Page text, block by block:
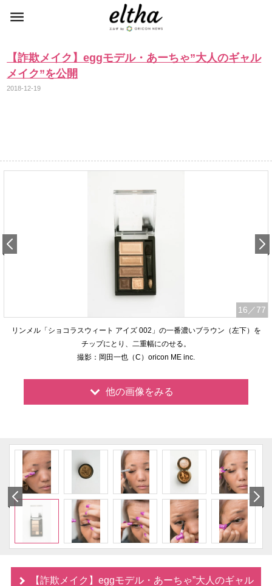
【詐欺メイク】eggモデル・あーちゃ”大人のギャル
メイク”を公開
2018-12-19
16 ／77
リンメル「ショコラスウィート アイズ 002」の一番濃いブラウン（左下）を
チップにとり、二重幅にのせる。
撮影：岡田一也（C）oricon ME inc.
他の画像をみる
【詐欺メイク】eggモデル・あーちゃ”大人のギャル